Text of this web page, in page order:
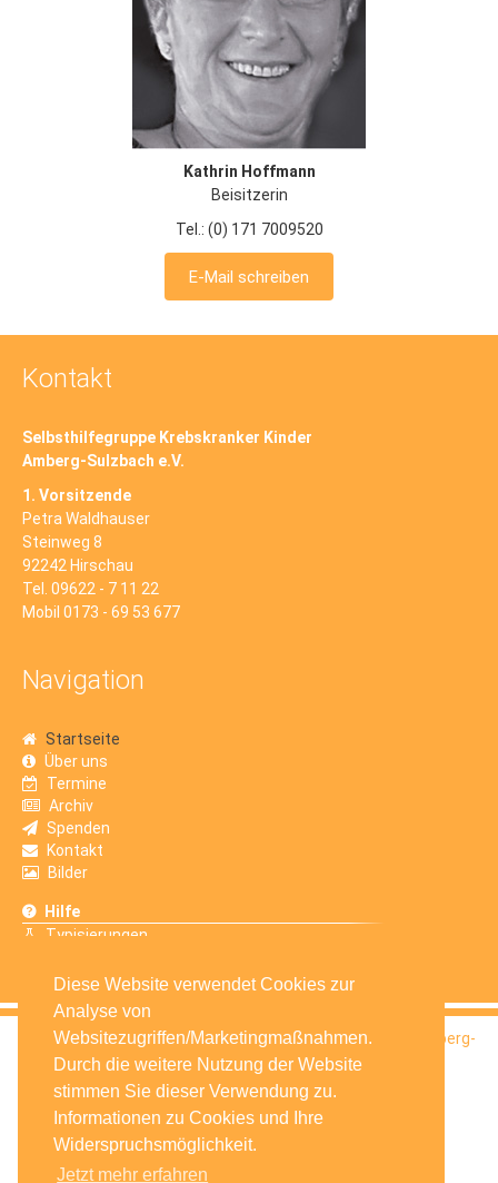
Diese Website verwendet Cookies zur
Analyse von
Websitezugriffen/Marketingmaßnahmen.
Durch die weitere Nutzung der Website
stimmen Sie dieser Verwendung zu.
Informationen zu Cookies und Ihre
Widerspruchsmöglichkeit.
Jetzt mehr erfahren
Kathrin Hoffmann
Beisitzerin
Tel.: (0) 171 7009520
E-Mail schreiben
Kontakt
Selbsthilfegruppe Krebskranker Kinder
Amberg-Sulzbach e.V.
1. Vorsitzende
Petra Waldhauser
Steinweg 8
92242 Hirschau
Tel. 09622 - 7 11 22
Mobil 0173 - 69 53 677
Navigation
Startseite
Über uns
Termine
Archiv
Spenden
Kontakt
Bilder
Hilfe
Typisierungen
© 2016Selbsthilfegruppe Krebskranker Kinder Amberg-
Sulzbach e.V.